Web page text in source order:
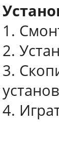
1.
2.
3.
4.